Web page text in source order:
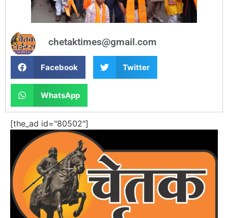
chetaktimes@gmail.com
Facebook Twitter
WhatsApp
[the_ad id="80502"]